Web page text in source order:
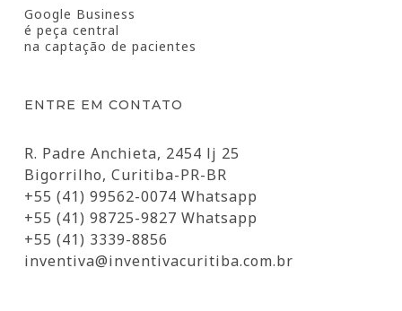
Google Business
é peça central
na captação de pacientes
ENTRE EM CONTATO
R. Padre Anchieta, 2454 lj 25
Bigorrilho, Curitiba-PR-BR
+55 (41) 99562-0074 Whatsapp
+55 (41) 98725-9827 Whatsapp
+55 (41) 3339-8856
inventiva@inventivacuritiba.com.br